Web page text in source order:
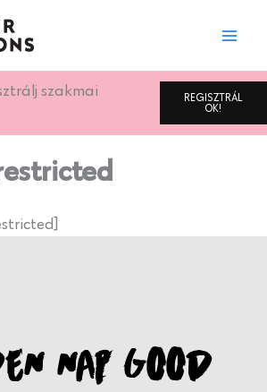
szakmai
REGISZTRÁL
OK!
NAP GOOD